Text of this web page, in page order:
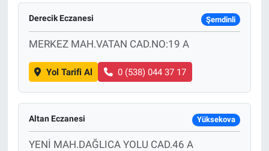
Derecik Eczanesi Şemdinli
MERKEZ MAH.VATAN CAD.NO:19 A
Yol Tarifi Al 0 (538) 044 37 17
Altan Eczanesi Yüksekova
YENİ MAH.DAĞLICA YOLU CAD.46 A